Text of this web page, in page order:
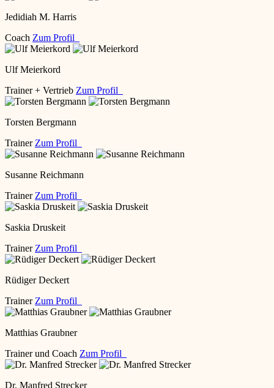
Jedidiah M. Harris
Coach Zum Profil
Ulf Meierkord
Trainer + Vertrieb Zum Profil
Torsten Bergmann
Trainer Zum Profil
Susanne Reichmann
Trainer Zum Profil
Saskia Druskeit
Trainer Zum Profil
Rüdiger Deckert
Trainer Zum Profil
Matthias Graubner
Trainer und Coach Zum Profil
Dr. Manfred Strecker